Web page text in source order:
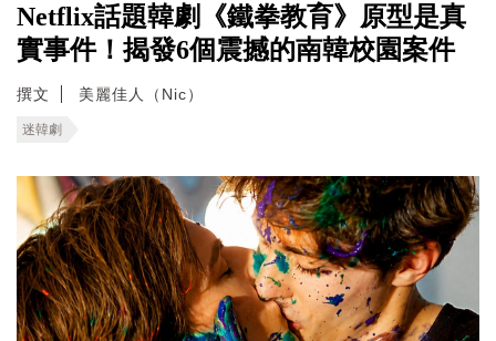
Netflix話題韓劇《鐵拳教育》原型是真
實事件！揭發6個震撼的南韓校園案件
撰文 美麗佳人（Nic）
迷韓劇